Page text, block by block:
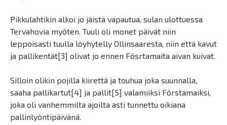
Pikkulahtikin alkoi jo jäistä vapautua, sulan ulottuessa
Tervahovia myöten. Tuuli oli monet päivät niin
leppoisasti tuulla löyhytelly Ollinsaaresta, niin että kavut
ja pallikentät[3] olivat jo ennen Fösrtamaita aivan kuivat.
Silloin olikin pojilla kiirettä ja touhua joka suunnalla,
saaha pallikartut[4] ja pallit[5] valamiiksi Förstamaiksi,
joka oli vanhemmilta ajoilta asti tunnettu oikiana
pallinlyöntipäivänä.